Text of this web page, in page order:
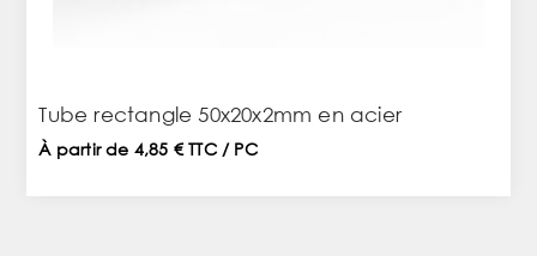
Tube rectangle 50x20x2mm en acier
À partir de 4,85 € TTC / PC